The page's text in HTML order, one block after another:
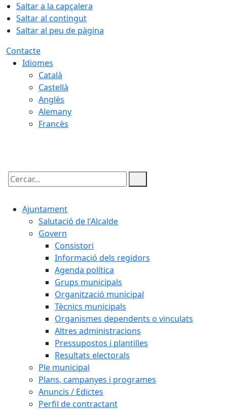
Saltar a la capçalera
Saltar al contingut
Saltar al peu de pàgina
Contacte
Idiomes
Català
Castellà
Anglès
Alemany
Francès
Cercar:
Ajuntament
Salutació de l'Alcalde
Govern
Consistori
Informació dels regidors
Agenda política
Grups municipals
Organització municipal
Tècnics municipals
Organismes dependents o vinculats
Altres administracions
Pressupostos i plantilles
Resultats electorals
Ple municipal
Plans, campanyes i programes
Anuncis / Edictes
Perfil de contractant